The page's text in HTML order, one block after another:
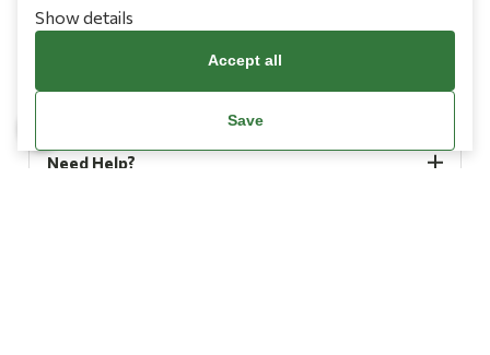
Information
Need Help?
Show details
Accept all
Save